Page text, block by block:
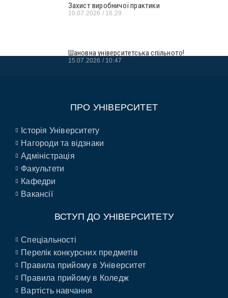
Захист виробничої практики
10.07.2026 16:29
Шановна університетська спільното!
15.07.2026 10:47
ПРО УНІВЕРСИТЕТ
Історія Університету
Нагороди та відзнаки
Адміністрація
Факультети
Кафедри
Вакансії
ВСТУП ДО УНІВЕРСИТЕТУ
Спеціальності
Перелік конкурсних предметів
Правила прийому в Університет
Правила прийому в Коледж
Вартість навчання